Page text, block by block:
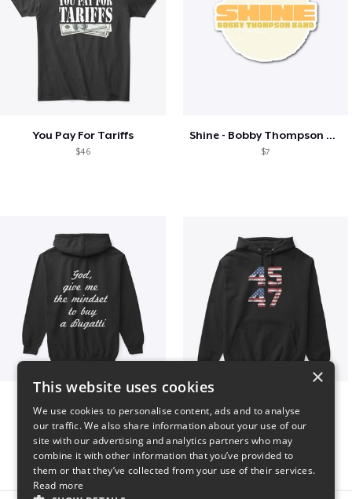
You Pay For Tariffs
$46
Shine - Bobby Thompson Band Merch
$7
$51 $40
×
This website uses cookies
We use cookies to personalise content, ads and to analyse
our traffic. We also share information about your use of our
site with our advertising and analytics partners who may
combine it with other information that you’ve provided to
them or that they’ve collected from your use of their services.
Read more